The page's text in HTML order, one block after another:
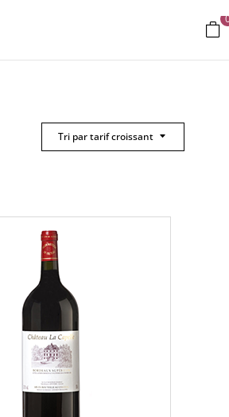
Tri par tarif croissant